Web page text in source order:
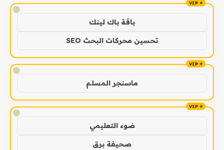
!
باقة باك لينك
تحسين محركات البحث SEO
!
ماسنجر المسلم
!
ضوء التعليمي
صحيفة برق